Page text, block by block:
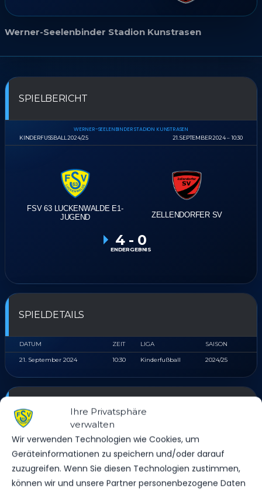
Ihre Privatsphäre
verwalten
Wir verwenden Technologien wie Cookies, um
Geräteinformationen zu speichern und/oder darauf
zuzugreifen. Wenn Sie diesen Technologien zustimmen,
können wir und unsere Partner personenbezogene Daten
Werner-Seelenbinder Stadion Kunstrasen
SPIELBERICHT
KINDERFUSSBALL 2024/25
WERNER-SEELENBINDER STADION KUNSTRASEN
21. SEPTEMBER 2024 10:30
FSV 63 LUCKENWALDE E1-
JUGEND
ZELLENDORFER SV
4 - 0
ENDERGEBNIS
SPIELDETAILS
DATUM ZEIT LIGA SAISON
21. September 2024 10:30 Kinderfußball 2024/25
STADION
WERNER-SEELENBINDER STADION KUNSTRASEN
Str. des Friedens 42, 14943 Luckenwalde, Deutschland